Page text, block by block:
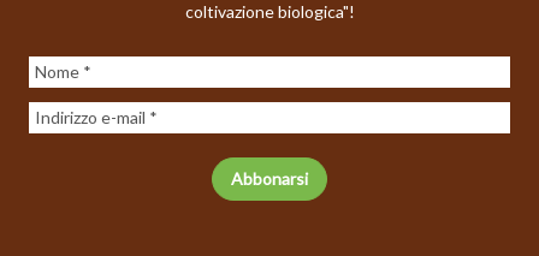
coltivazione biologica"!